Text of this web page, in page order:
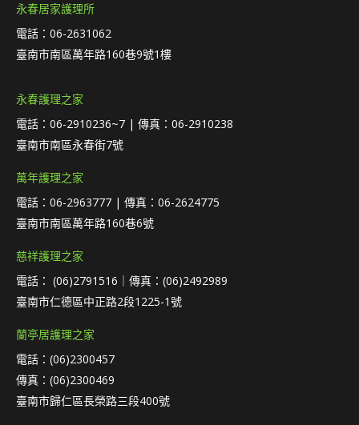
永春居家護理所
電話：06-2631062
臺南市南區萬年路160巷9號1樓
永春護理之家
電話：06-2910236~7 | 傳真：06-2910238
臺南市南區永春街7號
萬年護理之家
電話：06-2963777 | 傳真：06-2624775
臺南市南區萬年路160巷6號
慈祥護理之家
電話： (06)2791516｜傳真：(06)2492989
臺南市仁德區中正路2段1225-1號
蘭亭居護理之家
電話：(06)2300457
傳真：(06)2300469
臺南市歸仁區長榮路三段400號